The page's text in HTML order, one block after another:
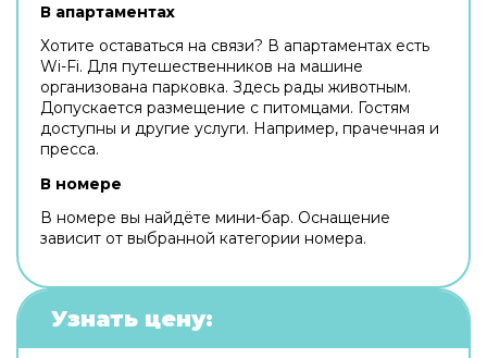
В апартаментах
Хотите оставаться на связи? В апартаментах есть
Wi-Fi. Для путешественников на машине
организована парковка. Здесь рады животным.
Допускается размещение с питомцами. Гостям
доступны и другие услуги. Например, прачечная и
пресса.
В номере
В номере вы найдёте мини-бар. Оснащение
зависит от выбранной категории номера.
Узнать цену: